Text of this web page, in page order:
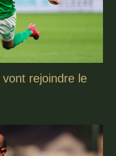
rejoindre le